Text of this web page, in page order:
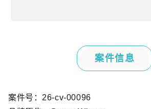
案件信息
案件号： 26-cv-00096